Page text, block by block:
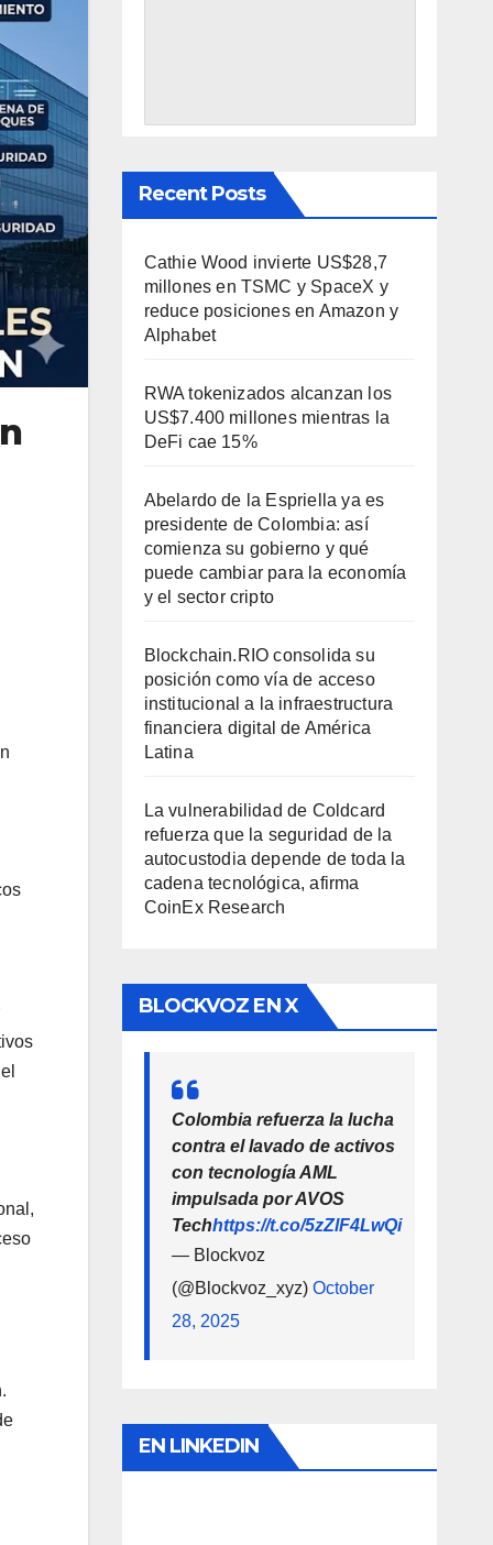
Recent Posts
Cathie Wood invierte US$28,7
millones en TSMC y SpaceX y
reduce posiciones en Amazon y
Alphabet
RWA tokenizados alcanzan los
US$7.400 millones mientras la
DeFi cae 15%
Abelardo de la Espriella ya es
presidente de Colombia: así
comienza su gobierno y qué
puede cambiar para la economía
y el sector cripto
Blockchain.RIO consolida su
posición como vía de acceso
institucional a la infraestructura
financiera digital de América
Latina
La vulnerabilidad de Coldcard
refuerza que la seguridad de la
autocustodia depende de toda la
cadena tecnológica, afirma
CoinEx Research
BLOCKVOZ EN X
Colombia refuerza la lucha
contra el lavado de activos
con tecnología AML
impulsada por AVOS
Techhttps://t.co/5zZlF4LwQi
— Blockvoz
(@Blockvoz_xyz) October
28, 2025
EN LINKEDIN